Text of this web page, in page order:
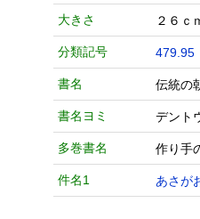
大きさ ２６ｃ
分類記号 479.95
書名 伝統
書名ヨミ デン
多巻書名 作り手
件名1 あさが